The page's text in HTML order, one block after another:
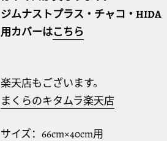
ジムナストプラス・チャコ・HIDA
用カバーはこちら
楽天店もございます。
まくらのキタムラ楽天店
サイズ：66cm×40cm用